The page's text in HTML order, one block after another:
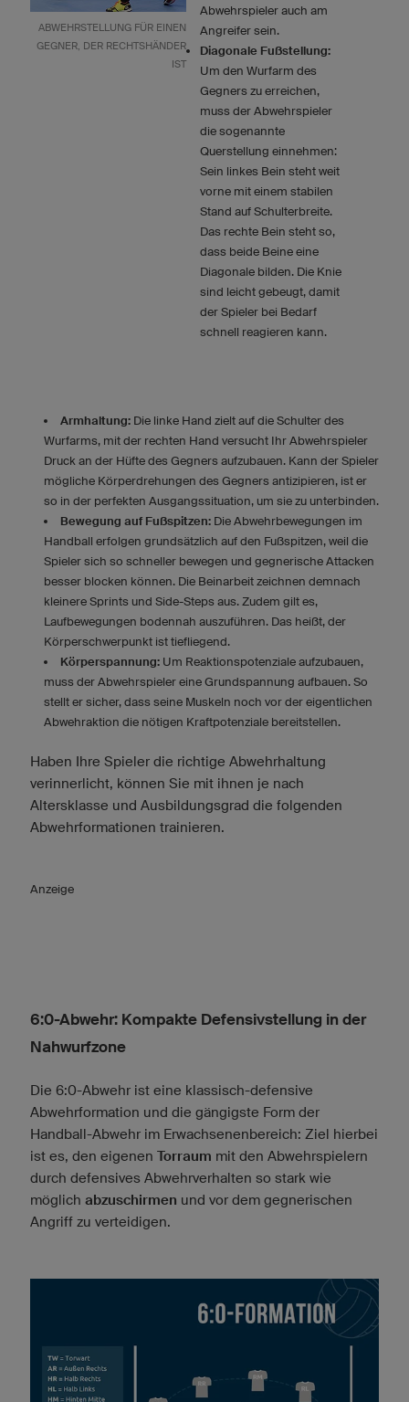
ABWEHRSTELLUNG FÜR EINEN
GEGNER, DER RECHTSHÄNDER
IST
Abwehrspieler auch am
Angreifer sein.
Diagonale Fußstellung:
Um den Wurfarm des
Gegners zu erreichen,
muss der Abwehrspieler
die sogenannte
Querstellung einnehmen:
Sein linkes Bein steht weit
vorne mit einem stabilen
Stand auf Schulterbreite.
Das rechte Bein steht so,
dass beide Beine eine
Diagonale bilden. Die Knie
sind leicht gebeugt, damit
der Spieler bei Bedarf
schnell reagieren kann.
Armhaltung: Die linke Hand zielt auf die Schulter des
Wurfarms, mit der rechten Hand versucht Ihr Abwehrspieler
Druck an der Hüfte des Gegners aufzubauen. Kann der Spieler
mögliche Körperdrehungen des Gegners antizipieren, ist er
so in der perfekten Ausgangssituation, um sie zu unterbinden.
Bewegung auf Fußspitzen: Die Abwehrbewegungen im
Handball erfolgen grundsätzlich auf den Fußspitzen, weil die
Spieler sich so schneller bewegen und gegnerische Attacken
besser blocken können. Die Beinarbeit zeichnen demnach
kleinere Sprints und Side-Steps aus. Zudem gilt es,
Laufbewegungen bodennah auszuführen. Das heißt, der
Körperschwerpunkt ist tiefliegend.
Körperspannung: Um Reaktionspotenziale aufzubauen,
muss der Abwehrspieler eine Grundspannung aufbauen. So
stellt er sicher, dass seine Muskeln noch vor der eigentlichen
Abwehraktion die nötigen Kraftpotenziale bereitstellen.
Haben Ihre Spieler die richtige Abwehrhaltung
verinnerlicht, können Sie mit ihnen je nach
Altersklasse und Ausbildungsgrad die folgenden
Abwehrformationen trainieren.
Anzeige
6:0-Abwehr: Kompakte Defensivstellung in der
Nahwurfzone
Die 6:0-Abwehr ist eine klassisch-defensive
Abwehrformation und die gängigste Form der
Handball-Abwehr im Erwachsenenbereich: Ziel hierbei
ist es, den eigenen Torraum mit den Abwehrspielern
durch defensives Abwehrverhalten so stark wie
möglich abzuschirmen und vor dem gegnerischen
Angriff zu verteidigen.